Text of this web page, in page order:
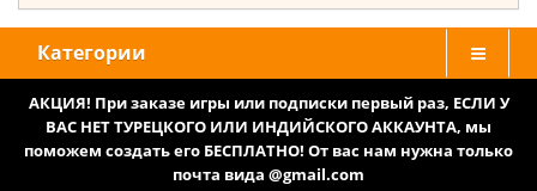
Категории
АКЦИЯ! При заказе игры или подписки первый раз, ЕСЛИ У
ВАС НЕТ ТУРЕЦКОГО ИЛИ ИНДИЙСКОГО АККАУНТА, мы
поможем создать его БЕСПЛАТНО! От вас нам нужна только
почта вида @gmail.com